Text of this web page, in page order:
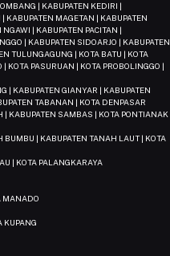
| KABUPATEN KEDIRI |
KABUPATEN MAGETAN | KABUPATEN
| KABUPATEN PACITAN |
| KABUPATEN SIDOARJO | KABUPATEN
TULUNGAGUNG | KOTA BATU | KOTA
KOTA PASURUAN | KOTA PROBOLINGGO |
| KABUPATEN GIANYAR | KABUPATEN
TABANAN | KOTA DENPASAR
| KABUPATEN SAMBAS | KOTA PONTIANAK
BUMBU | KABUPATEN TANAH LAUT | KOTA
| KOTA PALANGKARAYA
MANADO
KUPANG